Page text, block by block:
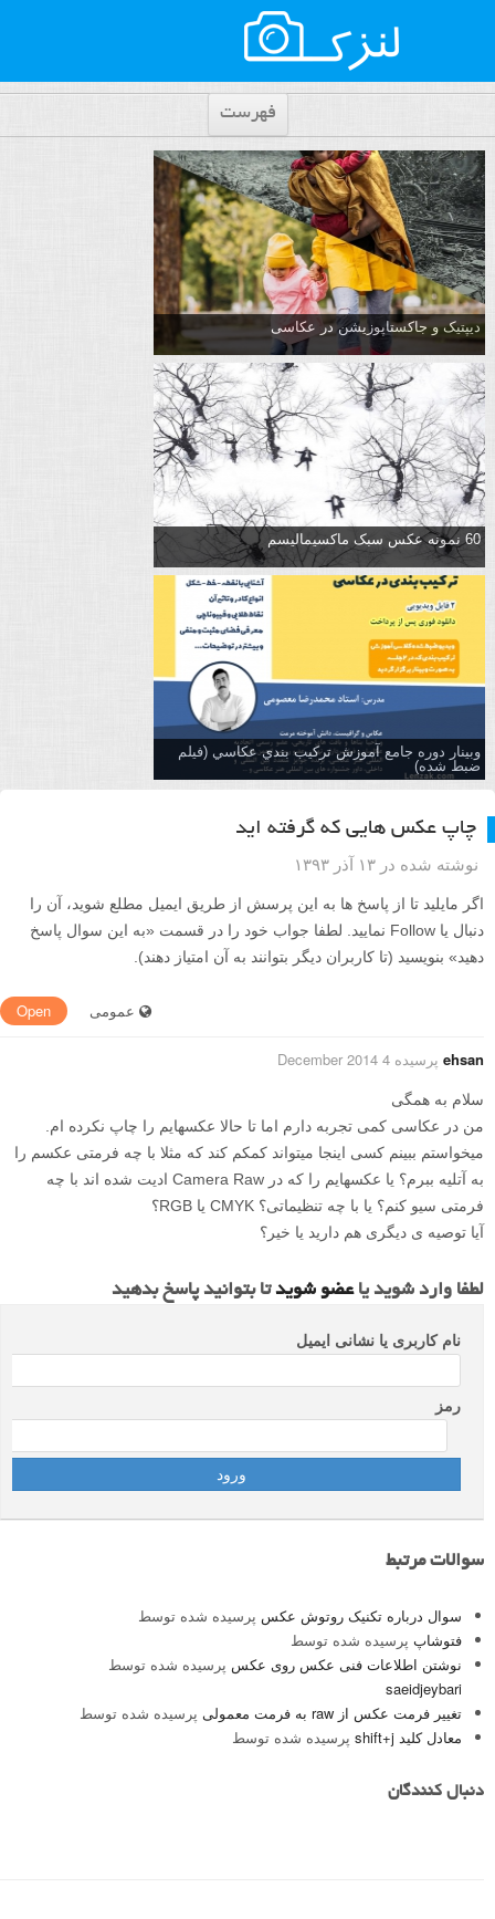
فهرست
دیپتیک و جاکستا‌پوزیشن در عکاسی
60 نمونه عکس سبک ماکسیمالیسم
وبینار دوره جامع آموزش تركيب بندي عكاسي (فیلم
ضبط شده)
چاپ عکس هایی که گرفته اید
نوشته شده در ۱۳ آذر ۱۳۹۳
اگر مایلید تا از پاسخ ها به این پرسش از طریق ایمیل مطلع شوید، آن را
دنبال یا Follow نمایید. لطفا جواب خود را در قسمت «به این سوال پاسخ
دهید» بنویسید (تا کاربران دیگر بتوانند به آن امتیاز دهند).
Open عمومی
ehsan پرسیده 4 December 2014
سلام به همگی
من در عکاسی کمی تجربه دارم اما تا حالا عکسهایم را چاپ نکرده ام.
میخواستم ببینم کسی اینجا میتواند کمکم کند که مثلا با چه فرمتی عکسم را
به آتلیه ببرم؟ یا عکسهایم را که در Camera Raw ادیت شده اند با چه
فرمتی سیو کنم؟ یا با چه تنظیماتی؟ CMYK یا RGB؟
آیا توصیه ی دیگری هم دارید یا خیر؟
لطفا وارد شوید یاعضو شویدتا بتوانید پاسخ بدهید
نام کاربری یا نشانی ایمیل
رمز
سوالات مرتبط
سوال درباره تکنیک روتوش عکس پرسیده شده توسط
فتوشاپ پرسیده شده توسط
نوشتن اطلاعات فنی عکس روی عکس پرسیده شده توسط
saeidjeybari
تغییر فرمت عکس از raw به فرمت معمولی
پرسیده شده توسط
معادل کلید shift+j
پرسیده شده توسط
دنبال کنندگان